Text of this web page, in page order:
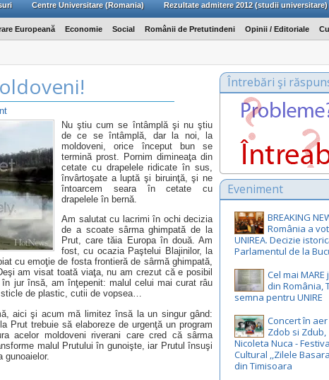
Centre Universitare (Romania) Rezultate admitere 2012 (studii universitare)
Europeană Economie Social Românii de Pretutindeni Opinii / Editoriale
Nu ştiu cum se întâmplă şi nu ştiu
de ce se întâmplă, dar la noi, la
moldoveni, orice început bun se
termină prost. Pornim dimineaţa din
cetate cu drapelele ridicate în sus,
învârtoşate a luptă şi biruinţă, şi ne
întoarcem seara în cetate cu
drapelele în bernă.
Am salutat cu lacrimi în ochi decizia
de a scoate sârma ghimpată de la
Prut, care tăia Europa în două. Am
fost, cu ocazia Paştelui Blajinilor, la
cu emoţie de fosta frontieră de sârmă ghimpată,
am visat toată viaţa, nu am crezut că e posibil
jur însă, am înţepenit: malul celui mai curat râu
sticle de plastic, cutii de vopsea…
aici şi acum mă limitez însă la un singur gând:
Prut trebuie să elaboreze de urgenţă un program
acelor moldoveni riverani care cred că sârma
malul Prutului în gunoişte, iar Prutul însuşi
gunoaielor.
Întrebări şi
Eveniment
BREAKING
România a
UNIREA. Decizie
Parlamentul de la
Cel mai
din România,
semna pentru UNIRE
Concert în
Zdob si Zdub,
Nicoleta Nuca -
Cultural ,,Zilele
din Timisoara